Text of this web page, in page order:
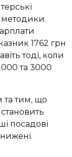
методики.
1762 грн
тоді, коли
та 3000
та тим, що
посадові